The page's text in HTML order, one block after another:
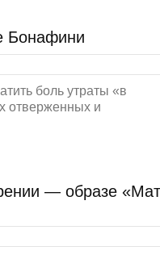
Бонафини
боль утраты «в
отверженных и
— образе